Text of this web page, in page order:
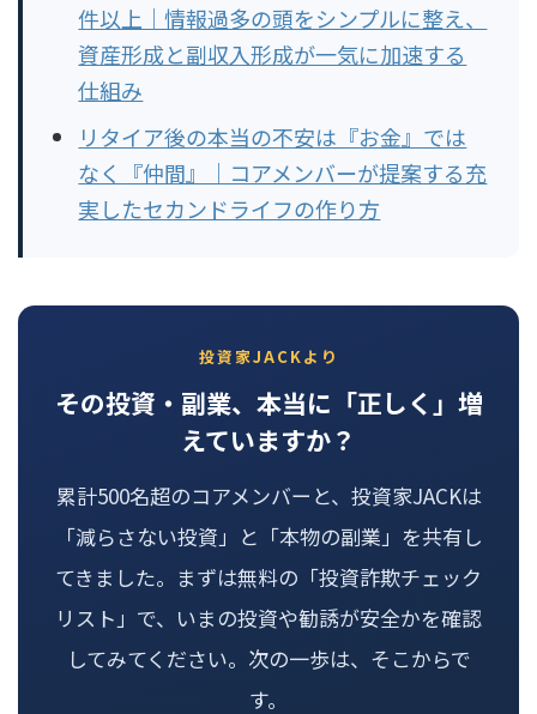
件以上｜情報過多の頭をシンプルに整え、
資産形成と副収入形成が一気に加速する
仕組み
リタイア後の本当の不安は『お金』では
なく『仲間』｜コアメンバーが提案する充
実したセカンドライフの作り方
投資家JACKより
その投資・副業、本当に「正しく」増
えていますか？
累計500名超のコアメンバーと、投資家JACKは
「減らさない投資」と「本物の副業」を共有し
てきました。まずは無料の「投資詐欺チェック
リスト」で、いまの投資や勧誘が安全かを確認
してみてください。次の一歩は、そこからで
す。